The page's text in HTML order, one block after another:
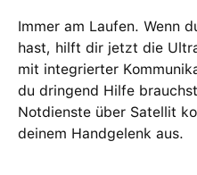
Immer am Laufen. Wenn
hast, hilft dir jetzt die
mit integrierter
du dringend Hilfe
Notdienste über Satellit
deinem Handgelenk aus.